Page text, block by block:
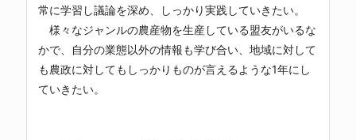
常に学習し議論を深め、しっかり実践していきたい。
様々なジャンルの農産物を生産している盟友がいるな
かで、自分の業態以外の情報も学び合い、地域に対して
も農政に対してもしっかりものが言えるような1年にし
ていきたい。